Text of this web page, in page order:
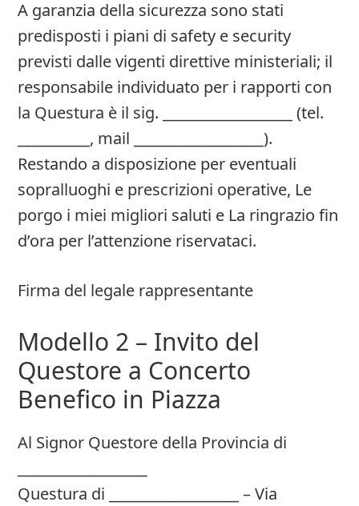
A garanzia della sicurezza sono stati
predisposti i piani di safety e security
previsti dalle vigenti direttive ministeriali; il
responsabile individuato per i rapporti con
la Questura è il sig. __________________ (tel.
__________, mail __________________).
Restando a disposizione per eventuali
sopralluoghi e prescrizioni operative, Le
porgo i miei migliori saluti e La ringrazio fin
d’ora per l’attenzione riservataci.
Firma del legale rappresentante
Modello 2 – Invito del
Questore a Concerto
Benefico in Piazza
Al Signor Questore della Provincia di
Questura di __________________ – Via